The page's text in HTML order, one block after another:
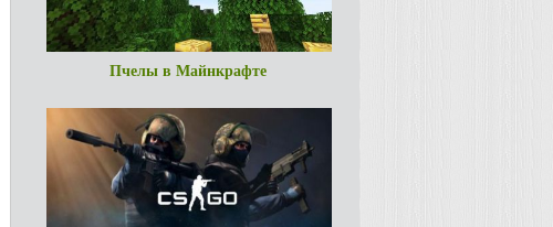
Пчелы в Майнкрафте